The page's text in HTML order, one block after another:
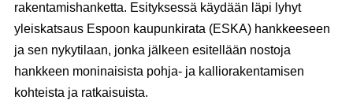
rakentamishanketta. Esityksessä käydään läpi lyhyt
yleiskatsaus Espoon kaupunkirata (ESKA) hankkeeseen
ja sen nykytilaan, jonka jälkeen esitellään nostoja
hankkeen moninaisista pohja- ja kalliorakentamisen
kohteista ja ratkaisuista.